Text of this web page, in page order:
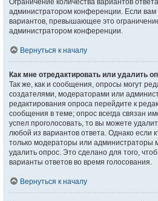
Ограничение количества вариантов
администратором конференции. Если вам
вариантов, превышающее это
администратором конференции.
Вернуться к началу
Как мне отредактировать или удалить
Так же, как и сообщения, опросы могут
создателями, модераторами или
редактирования опроса перейдите к
сообщения в теме; опрос всегда связан
успел проголосовать, то вы можете
любой из вариантов ответа. Однако если
только модераторы или администраторы
удалить опрос. Это сделано для того,
варианты ответов во время голосования.
Вернуться к началу